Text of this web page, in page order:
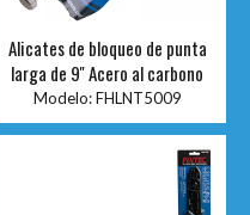
Alicates de bloqueo de punta
larga de 9'' Acero al carbono
Modelo: FHLNT5009